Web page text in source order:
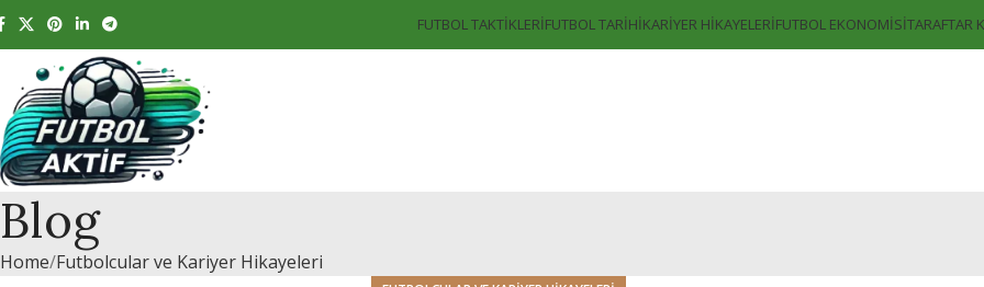
FUTBOL TAKTIKLERIFUTBOL TARIHIKARIYER HIKAYELERIFUTBOL EKONOMISITARAFTAR
Blog
Home Futbolcular ve Kariyer Hikayeleri